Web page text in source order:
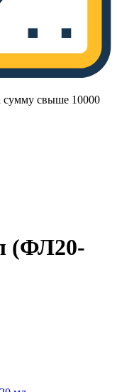
сумму свыше 10000
(ФЛ20-